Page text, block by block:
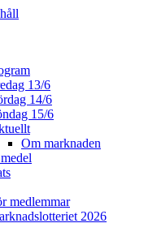
13/6
14/6
15/6
Om marknaden
medlemmar
2026